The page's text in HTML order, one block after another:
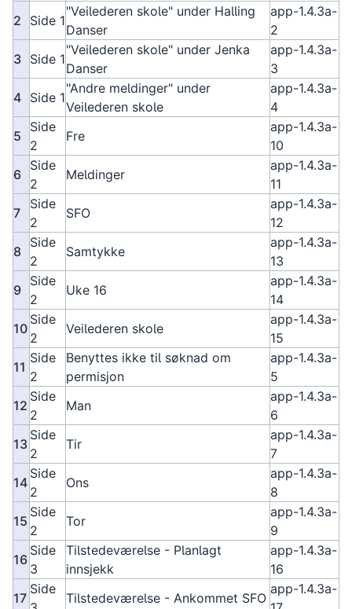
2
Side 1
"Veilederen skole" under Halling
Danser
app-1.4.3a-
2
3 Side 1
"Veilederen skole" under Jenka
Danser
app-1.4.3a-
3
4 Side 1
"Andre meldinger" under
Veilederen skole
app-1.4.3a-
4
5
Side
2
Fre
app-1.4.3a-
10
6
Side
2
Meldinger
app-1.4.3a-
11
7
Side
2
SFO
app-1.4.3a-
12
8
Side
2
Samtykke
app-1.4.3a-
13
9
Side
2
Uke 16
app-1.4.3a-
14
10
Side
2
Veilederen skole
app-1.4.3a-
15
11
Side
2
Benyttes ikke til søknad om
permisjon
app-1.4.3a-
5
12
Side
2
Man
app-1.4.3a-
6
13
Side
2
Tir
app-1.4.3a-
7
14
Side
2
Ons
app-1.4.3a-
8
15
Side
2
Tor
app-1.4.3a-
9
16
Side
3
Tilstedeværelse - Planlagt
innsjekk
app-1.4.3a-
16
17
Side
Tilstedeværelse - Ankommet SFO
app-1.4.3a-